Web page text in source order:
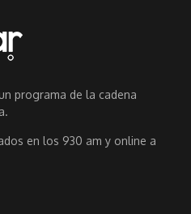
programa de la cadena
en los 930 am y online a